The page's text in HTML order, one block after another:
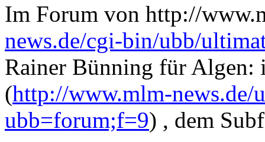
Im Forum von http://
news.de/cgi-bin/ubb/
Rainer Bünning für Algen:
(http://www.mlm-news.de/
ubb=forum;f=9) , dem